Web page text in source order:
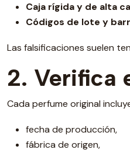
Caja rígida y de alta
Códigos de lote y
Las falsificaciones suelen
2. Verifica
Cada perfume original
fecha de producción,
fábrica de origen,